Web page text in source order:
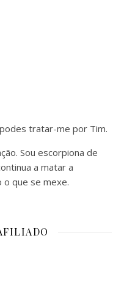
tratar-me por Tim.
Sou escorpiona de
a matar a
o que se mexe.